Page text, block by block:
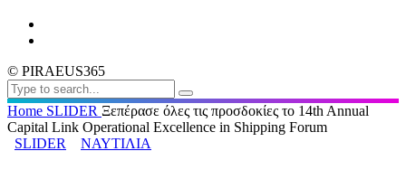
© PIRAEUS365
Home SLIDER Ξεπέρασε όλες τις προσδοκίες το 14th Annual
Capital Link Operational Excellence in Shipping Forum
SLIDER
ΝΑΥΤΙΛΙΑ